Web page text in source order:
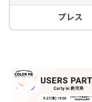
プレス